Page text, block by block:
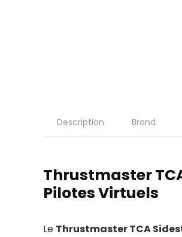
Description Brand
Thrustmaster
Pilotes Virtuels
Le Thrustmaster TCA